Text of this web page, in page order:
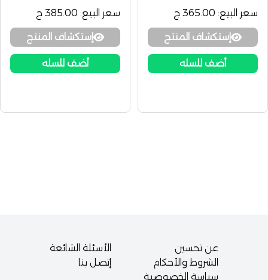
سعر البيع: 365.00 ج
إستكشاف المنتج
أضف للسله
سعر البيع: 385.00 ج
إستكشاف المنتج
أضف للسله
عن تحسين
الشروط والأحكام
سياسة الخصوصية
الأسئلة الشائعة
إتصل بنا